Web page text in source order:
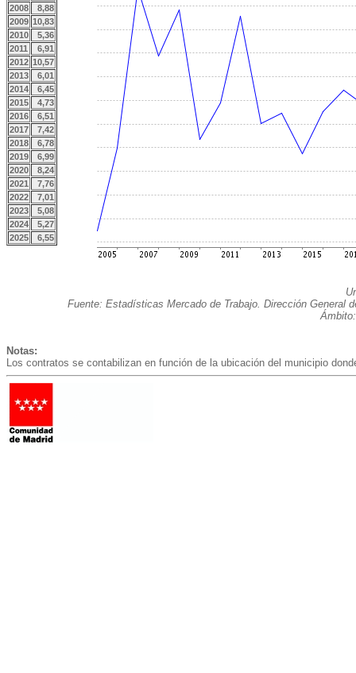
2008
8,88
2009 10,83
2010
5,36
2011
6,91
2012 10,57
2013
6,01
2014
6,45
2015
4,73
2016
6,51
2017
7,42
2018
6,78
2019
6,99
2020
8,24
2021
7,76
2022
7,01
2023
5,08
2024
5,27
2025
6,55
Fuente: Estadísticas Mercado de Trabajo. Dirección General
Notas:
Los contratos se contabilizan en función de la ubicación del municipio